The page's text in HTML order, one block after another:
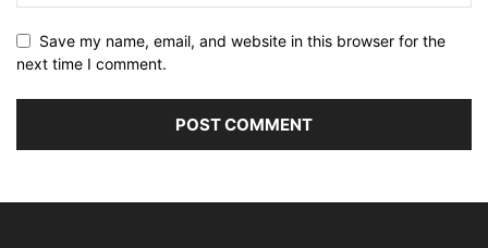
Save my name, email, and website in this browser for the
next time I comment.